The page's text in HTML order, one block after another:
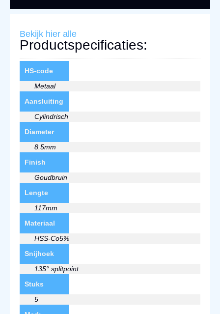
Bekijk hier alle
Productspecificaties:
HS-code
Metaal
Aansluiting
Cylindrisch
Diameter
8.5mm
Finish
Goudbruin
Lengte
117mm
Materiaal
HSS-Co5%
Snijhoek
135° splitpoint
Stuks
5